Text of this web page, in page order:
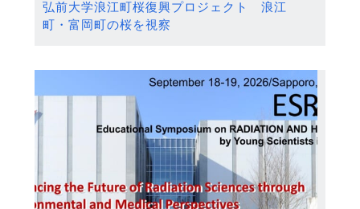
弘前大学浪江町桜復興プロジェクト 浪江
町・富岡町の桜を視察